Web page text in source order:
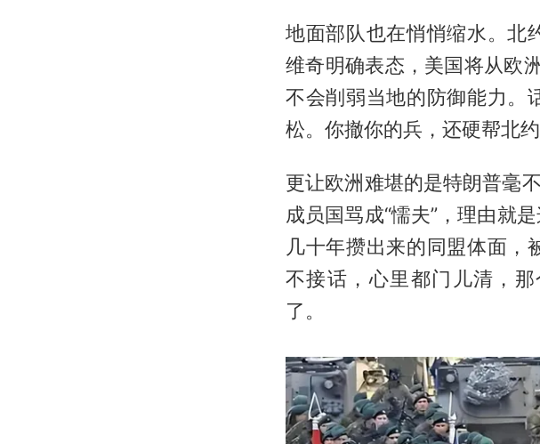
地面部队也在悄悄缩水。北
维奇明确表态，美国将从欧
不会削弱当地的防御能力。
松。你撤你的兵，还硬帮北
更让欧洲难堪的是特朗普毫
成员国骂成“懦夫”，理由就
几十年攒出来的同盟体面，
不接话，心里都门儿清，
了。